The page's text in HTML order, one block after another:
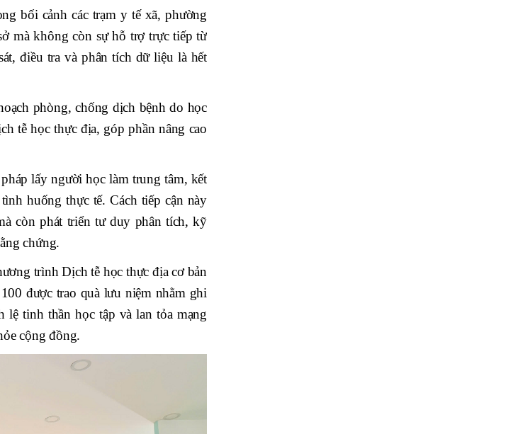
bối cảnh các trạm y tế xã, phường
mà không còn sự hỗ trợ trực tiếp từ
điều tra và phân tích dữ liệu là hết
phòng, chống dịch bệnh do học
tễ học thực địa, góp phần nâng cao
lấy người học làm trung tâm, kết
huống thực tế. Cách tiếp cận này
còn phát triển tư duy phân tích, kỹ
chứng.
trình Dịch tễ học thực địa cơ bản
được trao quà lưu niệm nhằm ghi
lệ tinh thần học tập và lan tỏa mạng
cộng đồng.